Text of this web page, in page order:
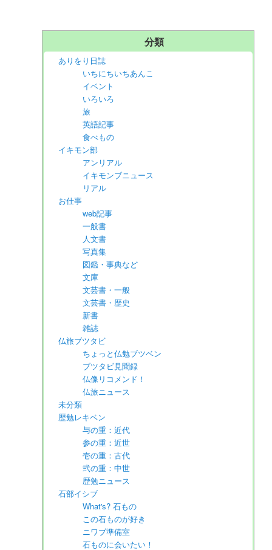
分類
ありをり日誌
いちにちいちあんこ
イベント
いろいろ
旅
英語記事
食べもの
イキモン部
アンリアル
イキモンブニュース
リアル
お仕事
web記事
一般書
人文書
写真集
図鑑・事典など
文庫
文芸書・一般
文芸書・歴史
新書
雑誌
仏旅ブツタビ
ちょっと仏勉ブツベン
ブツタビ見聞録
仏像リコメンド！
仏旅ニュース
未分類
歴勉レキベン
与の重：近代
参の重：近世
壱の重：古代
弐の重：中世
歴勉ニュース
石部イシブ
What's? 石もの
この石ものが好き
ニワブ準備室
石ものに会いたい！